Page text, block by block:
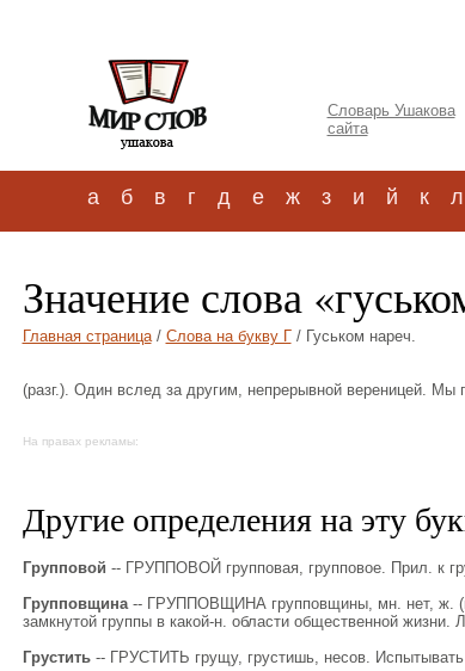
Словарь Ушакова
сайта
а б в г д е ж з и й к л
Значение слова
Главная страница/ Слова на букву Г/ Гуськом нареч.
(разг.). Один вслед за другим, непрерывной вереницей. Мы
На правах рекламы:
Другие определения на эту
Групповой -- ГРУППОВОЙ групповая, групповое. Прил. к
Групповщина-- ГРУППОВЩИНА групповщины, мн. нет, ж.
замкнутой группы в какой-н. области общественной жизни.
Грустить-- ГРУСТИТЬ грущу, грустишь, несов. Испытывать